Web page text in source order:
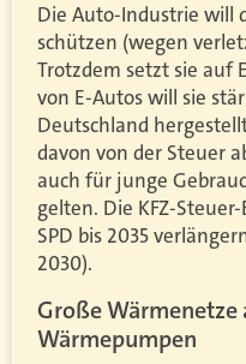
Die Auto-Industrie will
schützen (wegen
Trotzdem setzt sie auf
von E-Autos will sie
Deutschland
davon von der Steuer
auch für junge
gelten. Die KFZ-
SPD bis 2035
2030).
Große
Wärmepumpen